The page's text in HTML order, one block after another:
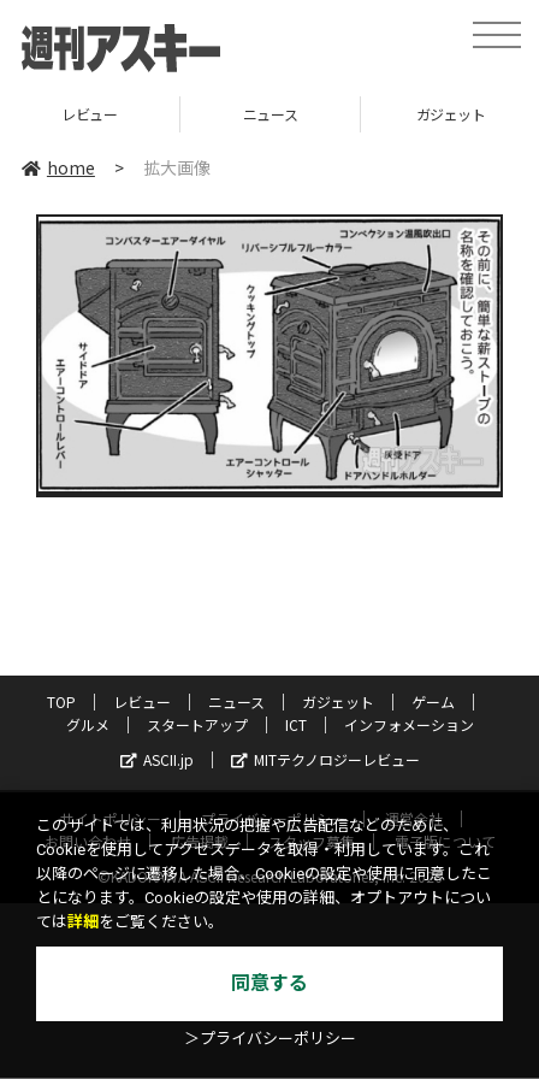
toggle
レビュー ニュース ガジェット
home > 拡大画像
TOP レビュー ニュース ガジェット
ゲーム
グルメ
スタートアップ ICT
インフォメーション
ASCII.jp
MITテクノロジーレビュー
サイトポリシー プライバシーポリシー
運営会社
お問い合わせ
広告掲載 スタッフ募集
電子版について
©KADOKAWA ASCII Research Laboratories, Inc. 2026
このサイトでは、利用状況の把握や広告配信などのために、
Cookieを使用してアクセスデータを取得・利用しています。これ
以降のページに遷移した場合、Cookieの設定や使用に同意したこ
とになります。Cookieの設定や使用の詳細、オプトアウトについ
ては詳細 をご覧ください。
同意する
＞プライバシーポリシー